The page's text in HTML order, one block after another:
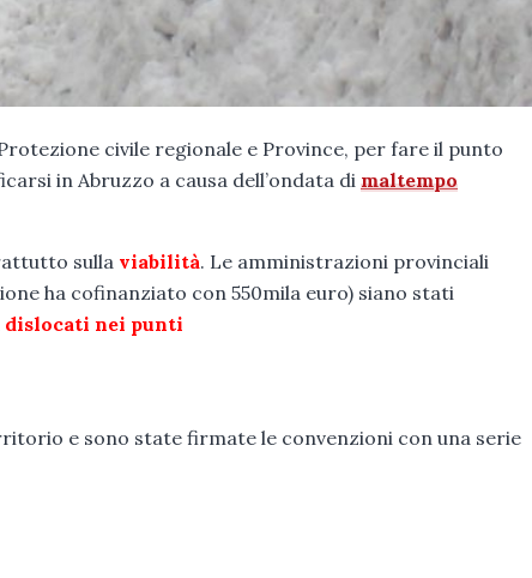
civile regionale e Province, per fare il punto
in Abruzzo a causa dell’ondata di maltempo
sulla viabilità. Le amministrazioni provinciali
ha cofinanziato con 550mila euro) siano stati
dislocati nei punti
e sono state firmate le convenzioni con una serie